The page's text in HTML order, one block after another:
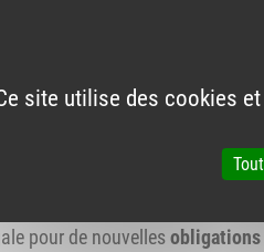
du 30 décembre 2025, le
l’extension de
de montagne, ainsi que
comme des cavaliers
comprend ainsi en définitive
pour de nouvellesobligations
site utilise des cookies